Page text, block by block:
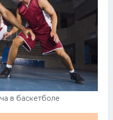
в баскетболе